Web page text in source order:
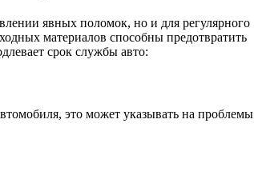
явных поломок, но и для регулярного
материалов способны предотвратить
срок службы авто:
это может указывать на проблемы